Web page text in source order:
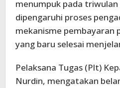
menumpuk pada
dipengaruhi proses
mekanisme pembayaran
yang baru selesai
Pelaksana Tugas (Plt)
Nurdin, mengatakan